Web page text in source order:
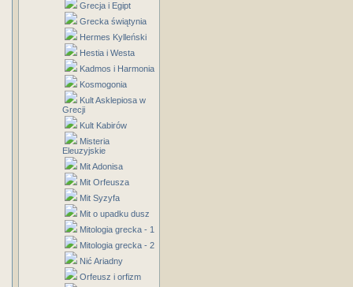
Grecja i Egipt
Grecka świątynia
Hermes Kylleński
Hestia i Westa
Kadmos i Harmonia
Kosmogonia
Kult Asklepiosa w
Grecji
Kult Kabirów
Misteria
Eleuzyjskie
Mit Adonisa
Mit Orfeusza
Mit Syzyfa
Mit o upadku dusz
Mitologia grecka - 1
Mitologia grecka - 2
Nić Ariadny
Orfeusz i orfizm